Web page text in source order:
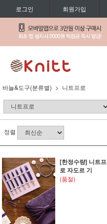
로그인 회원가입
바늘&도구(분류별) 니트프로
정렬
[한정수량] 니트프
로 자도르 기
(품절)